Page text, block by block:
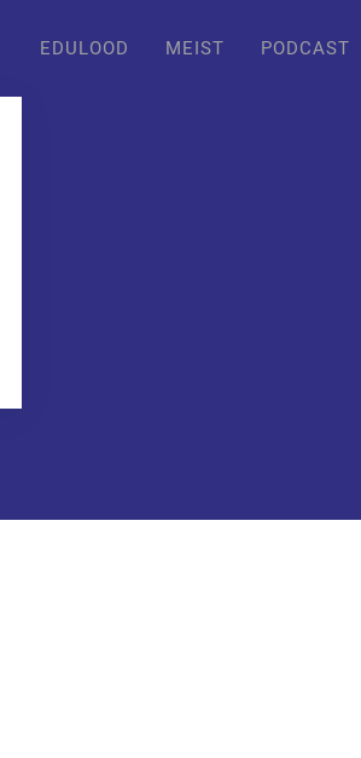
EDULOOD MEIST PODCAST